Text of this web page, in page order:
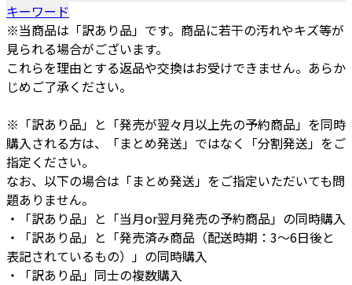
キーワード
※当商品は「訳あり品」です。商品に若干の汚れやキズ等が
見られる場合がございます。
これらを理由とする返品や交換はお受けできません。あらか
じめご了承ください。
※「訳あり品」と「発売が翌々月以上先の予約商品」を同時
購入される方は、「まとめ発送」ではなく「分割発送」をご
指定ください。
なお、以下の場合は「まとめ発送」をご指定いただいても問
題ありません。
・「訳あり品」と「当月or翌月発売の予約商品」の同時購入
・「訳あり品」と「発売済み商品（配送時期：3～6日後と
表記されているもの）」の同時購入
・「訳あり品」同士の複数購入